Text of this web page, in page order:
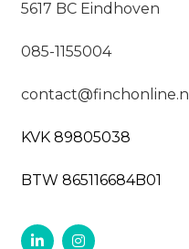
5617 BC Eindhoven
085-1155004
contact@finchonline.nl
KVK 89805038
BTW 865116684B01